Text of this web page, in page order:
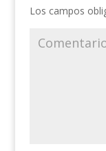
Los campos